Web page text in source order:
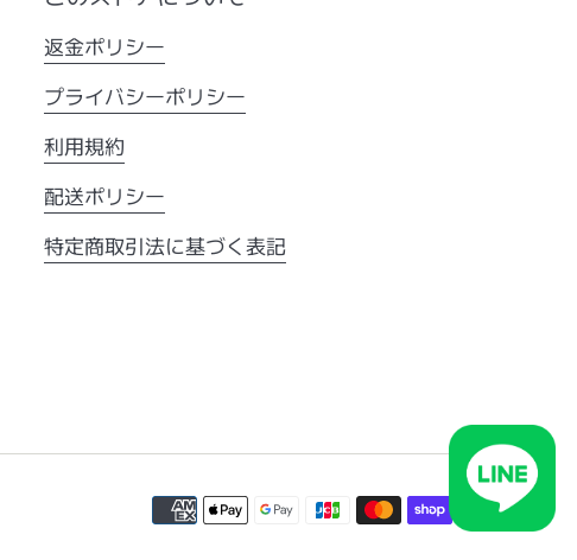
返金ポリシー
プライバシーポリシー
利用規約
配送ポリシー
特定商取引法に基づく表記
お
支